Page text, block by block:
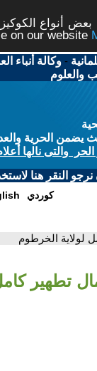
أنواع
on our website
-وكالة أنباء
والعلوم
الحرية
والتى نالها
النقر هنا
كوردي
لولاية الخرطوم
تطهير